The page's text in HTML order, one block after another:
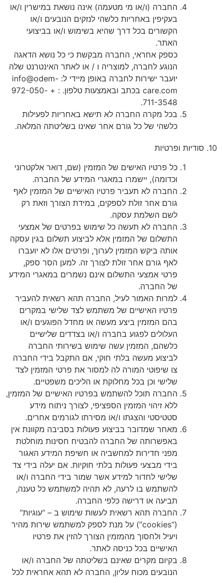
החברה (ו/או מי מטעמה) אינה נושאת במישרין ו/או
בעקיפין באחריות כלשהי לנזקים הנובעים ו/או
הקשורים בכל דרך שהיא בשימוש ו/או בביצועי
האתר.
כספק אחראי, החברה מבקשת כי כל נושא הדאגה
הנוגע לחברה, למוצריה ו / או לאתר האינטרנט שלה
יועבר ישירות לחברה באופן מיידי ל: info@odem-
care.com
בכתב ובאמצעות טלפון. : + 972-050-
711-3548.
בכל מקרה החברה לא תישא באחריות לפעילות
כלשהי של כל גורם אחר שאינו בשליטתה המלאה.
10. סודיות ופרטיות
כל פרטיו האישים של המזמין (שם, דואר אלקטרוני
וכדומה), יישמרו במאגרי המידע של החברה.
החברה לא תעביר פרטיו האישיים של המזמין לאף
גורם אחר זולת לספקים, במידת הצורך וזאת רק
לשם השלמת עסקה.
החברה לא תעשה כל שימוש בפרטים של אמצעי
התשלום של המזמין אלא לביצוע תשלום בגין עסקה
אותה ביקש המזמין לערוך, ופרטים אלו לא יועברו
לאף גורם אחר זולת לצורך זה. למען הסר ספק,
פרטי אמצעי התשלום אינם נשמרים במאגרי המידע
של החברה.
למרות האמור לעיל, החברה תהא רשאית להעביר
פרטיו האישיים של משתמש לצד שלישי במקרים
בהם המזמין ביצע מעשה או מחדל הפוגעים ו/או
העלולים לפגוע בחברה ו/או בצדדים שלישיים
כלשהם, המזמין עשה שימוש בשירותי החברה
לביצוע מעשה בלתי חוקי, אם התקבל בידי החברה
צו שיפוטי המורה לה למסור את פרטי המזמין לצד
שלישי וכן בכל מחלוקת או הליכים משפטיים.
החברה תוכל להשתמש בפרטיו האישיים של המזמין,
ללא זיהוי המזמין הספציפי, לצורך ניתוח מידע
סטטיסטי והצגתו ו/או מסירתו לגורמים אחרים.
מאחר שמדובר בביצוע פעולות בסביבה מקוונת אין
באפשרותה של החברה להבטיח חסינות מוחלטת
מפני חדירות למחשביה או חשיפת המידע האגור
בידי מבצעי פעולות בלתי חוקיות. אם יעלה בידי צד
שלישי לחדור למידע אשר שמור בידי החברה ו/או
להשתמש בו לרעה, לא תהיה למשתמש כל טענה,
תביעה או דרישה כלפי החברה.
החברה תהא רשאית לעשות שימוש ב – “עוגיות”
(“cookies”) על מנת לספק למשתמש שירות מהיר
ויעיל ולחסוך מהמזמין הצורך להזין את פרטיו
האישיים בכל כניסה לאתר.
בקיום מקרים שאינם בשליטתה של החברה ו/או
הנובעים מכוח עליון, החברה לא תהא אחראית לכל